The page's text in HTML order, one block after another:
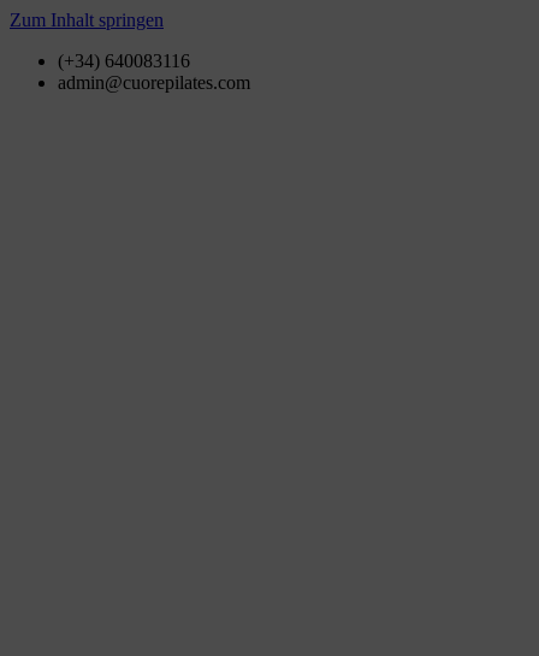
Zum Inhalt springen
(+34) 640083116
admin@cuorepilates.com